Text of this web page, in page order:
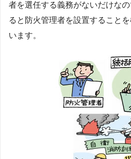
者を選任する義務がないだけな
ると防火管理者を設置すること
います。